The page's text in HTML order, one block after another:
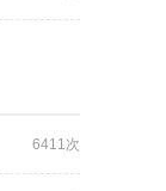
6411次